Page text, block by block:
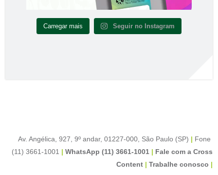
Carregar mais Seguir no Instagram
Av. Angélica, 927, 9º andar, 01227-000, São Paulo (SP) | Fone
(11) 3661-1001 | WhatsApp (11) 3661-1001 | Fale com a Cross
Content | Trabalhe conosco |